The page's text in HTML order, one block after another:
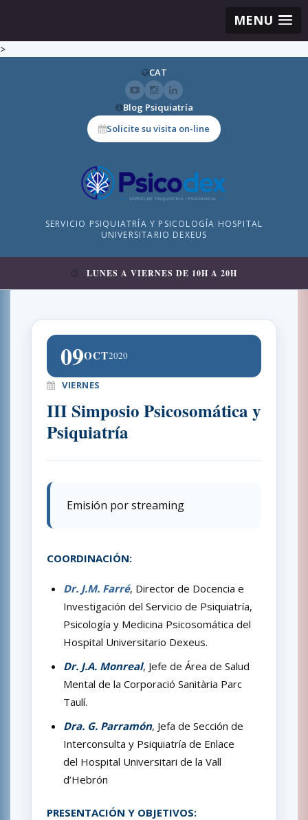
MENU
>
CAT
Blog Psiquiatría
Solicite su visita on-line
SERVICIO PSIQUIATRÍA Y PSICOLOGÍA HOSPITAL
UNIVERSITARIO DEXEUS
LUNES A VIERNES DE 10H A 20H
09OCT2020
VIERNES
III Simposio Psicosomática y
Psiquiatría
Emisión por streaming
COORDINACIÓN:
Dr. J.M. Farré, Director de Docencia e
Investigación del Servicio de Psiquiatría,
Psicología y Medicina Psicosomática del
Hospital Universitario Dexeus.
Dr. J.A. Monreal, Jefe de Área de Salud
Mental de la Corporació Sanitària Parc
Taulí.
Dra. G. Parramón, Jefa de Sección de
Interconsulta y Psiquiatría de Enlace
del Hospital Universitari de la Vall
d’Hebrón
PRESENTACIÓN Y OBJETIVOS: